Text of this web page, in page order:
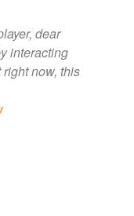
dear
interacting
now, this